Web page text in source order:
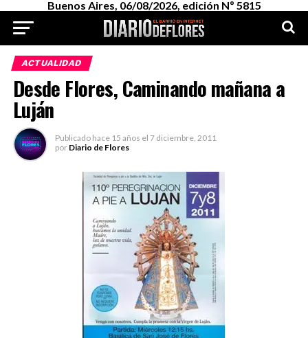
Buenos Aires, 06/08/2026, edición Nº 5815
ACTUALIDAD
Desde Flores, Caminando mañana a
Luján
Publicado hace 15 años el 7 diciembre, 2011
por Diario de Flores